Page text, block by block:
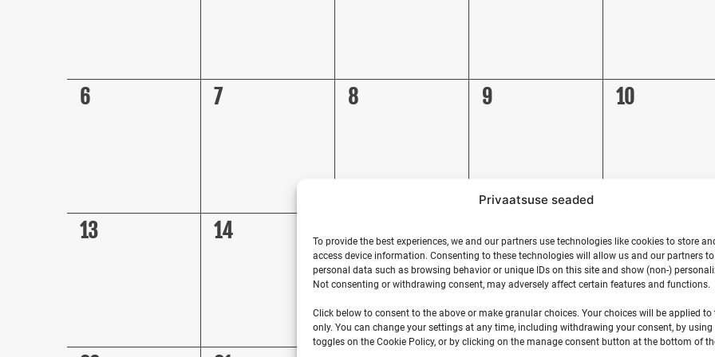
Privaatsuse seaded
To provide the best experiences, we and our partners use technologies like cookies to store
access device information. Consenting to these technologies will allow us and our partners
personal data such as browsing behavior or unique IDs on this site and show (non-)
Not consenting or withdrawing consent, may adversely affect certain features and functions.
Click below to consent to the above or make granular choices. Your choices will be applied to
only. You can change your settings at any time, including withdrawing your consent, by using
toggles on the Cookie Policy, or by clicking on the manage consent button at the bottom of
0
6
0
7
0
8
0
9
0
10
0
13
0
14
events,
events,
event,
17
Ranna